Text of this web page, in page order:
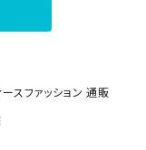
スファッション 通販